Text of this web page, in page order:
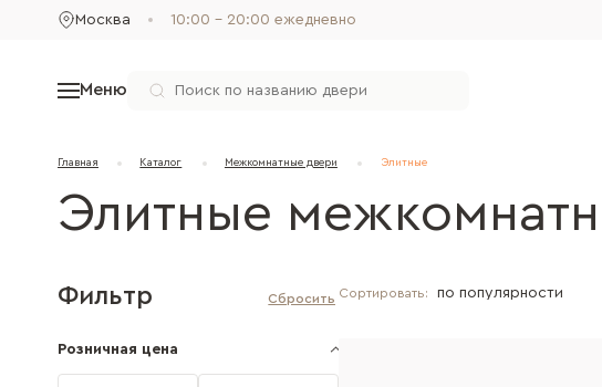
Москва 10:00 - 20:00 ежедневно
Меню
Главная Каталог Межкомнатные двери Элитные
Элитные
Фильтр
Розничная цена
Сортировать: